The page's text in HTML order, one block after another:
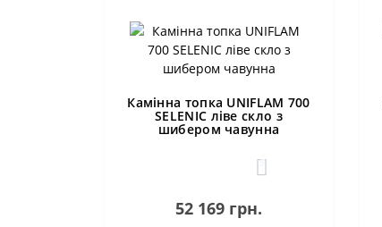
Камінна топка UNIFLAM 700
SELENIC ліве скло з
шибером чавунна
5
52 169 грн.